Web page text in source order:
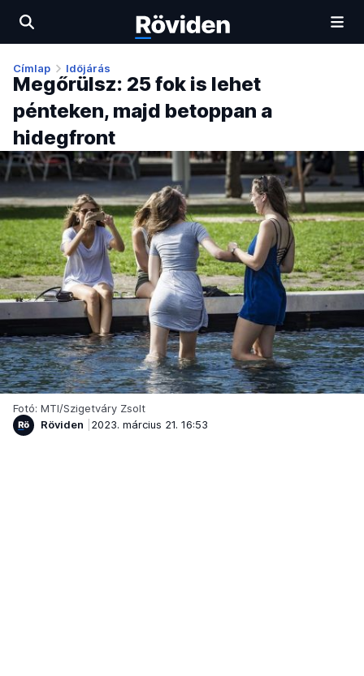
Címlap Időjárás
Megőrülsz: 25 fok is lehet
pénteken, majd betoppan a
hidegfront
Fotó: MTI/Szigetváry Zsolt
Röviden
2023. március 21. 16:53